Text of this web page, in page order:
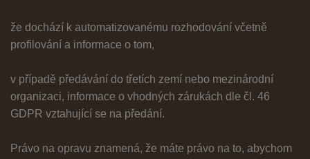
že dochází k automatizovanému rozhodování včetně
profilování a informace o tom,
v případě předávání do třetích zemí nebo mezinárodní
organizaci, informace o vhodných zárukách dle čl. 46
GDPR vztahující se na předání.
Právo na opravu znamená, že máte právo na to, abychom